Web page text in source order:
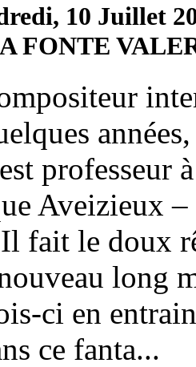
10 Juillet
FONTE
professeur
Aveizieux
fait le doux
long
ci en
ce fanta...